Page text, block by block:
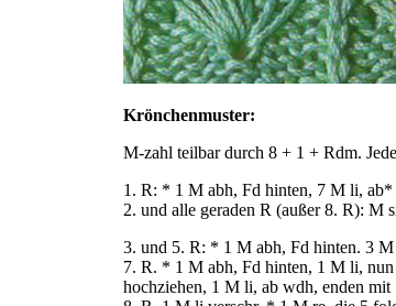
Krönchenmuster:
M-zahl teilbar durch 8 + 1 + Rdm.
1. R: * 1 M abh, Fd hinten, 7 M li,
2. und alle geraden R (außer 8. R): M
3. und 5. R: * 1 M abh, Fd hinten. 3
7. R. * 1 M abh, Fd hinten, 1 M li,
hochziehen, 1 M li, ab wdh, enden